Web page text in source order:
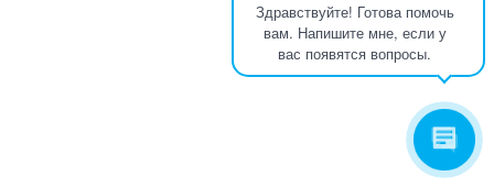
Здравствуйте! Готова помочь
вам. Напишите мне, если у
вас появятся вопросы.